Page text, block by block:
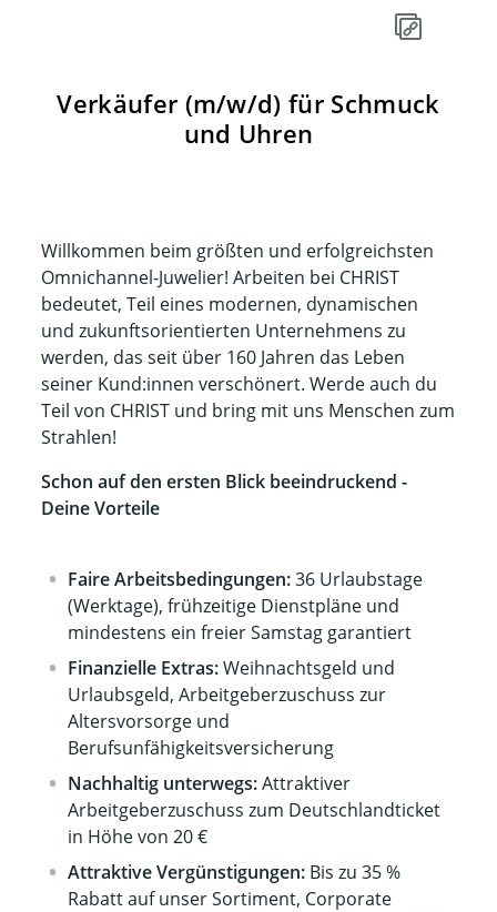
Verkäufer (m/w/d) für Schmuck
und Uhren
Willkommen beim größten und erfolgreichsten
Omnichannel-Juwelier! Arbeiten bei CHRIST
bedeutet, Teil eines modernen, dynamischen
und zukunftsorientierten Unternehmens zu
werden, das seit über 160 Jahren das Leben
seiner Kund:innen verschönert. Werde auch du
Teil von CHRIST und bring mit uns Menschen zum
Strahlen!​​
Schon auf den ersten Blick beeindruckend -
Deine Vorteile
Faire Arbeitsbedingungen:36 Urlaubstage
(Werktage), frühzeitige Dienstpläne und
mindestens ein freier Samstag garantiert
Finanzielle Extras:Weihnachtsgeld und
Urlaubsgeld, Arbeitgeberzuschuss zur
Altersvorsorge und
Berufsunfähigkeitsversicherung
Nachhaltig unterwegs:Attraktiver
Arbeitgeberzuschuss zum Deutschlandticket
in Höhe von 20 €
Attraktive Vergünstigungen: Bis zu 35 %
Rabatt auf unser Sortiment, Corporate